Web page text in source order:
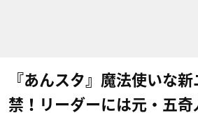
『あんスタ』魔法使いな
禁！リーダーには元・五奇